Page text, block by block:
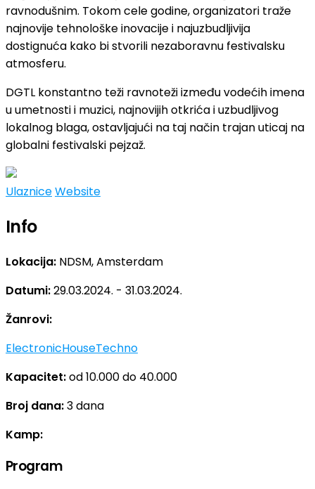
ravnodušnim. Tokom cele godine, organizatori traže
najnovije tehnološke inovacije i najuzbudljivija
dostignuća kako bi stvorili nezaboravnu festivalsku
atmosferu.
DGTL konstantno teži ravnoteži između vodećih imena
u umetnosti i muzici, najnovijih otkrića i uzbudljivog
lokalnog blaga, ostavljajući na taj način trajan uticaj na
globalni festivalski pejzaž.
UlazniceWebsite
Info
Lokacija: NDSM, Amsterdam
Datumi:29.03.2024. - 31.03.2024.
Žanrovi:
ElectronicHouseTechno
Kapacitet:od 10.000 do 40.000
Broj dana:3 dana
Kamp:
Program